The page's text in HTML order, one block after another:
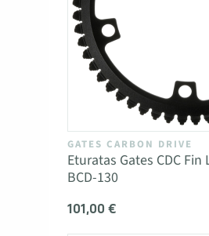
GATES CARBON DRIVE
Eturatas Gates CDC Fin
BCD-130
101,00 €